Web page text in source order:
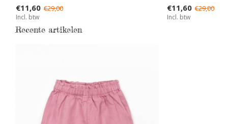
€11,60 €29,00
Incl. btw
€11,60 €29,00
Incl. btw
Recente artikelen